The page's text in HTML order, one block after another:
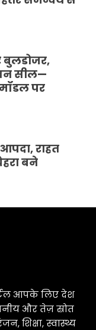
बुलडोजर,
सील—
पर
राहत
बने
आपके लिए देश
और तेज़ स्रोत
शिक्षा, स्वास्थ्य